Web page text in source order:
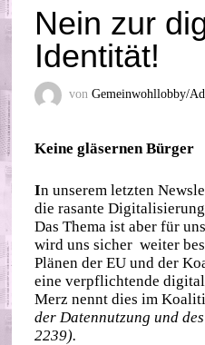
Nein zur
Identität!
vonGemeinwohllobby/
Keine gläsernen Bürger
In unserem letzten
die rasante
Das Thema ist aber für
wird uns sicher weiter
Plänen der EU und der
eine verpflichtende
Merz nennt dies im
der Datennutzung und
2239).